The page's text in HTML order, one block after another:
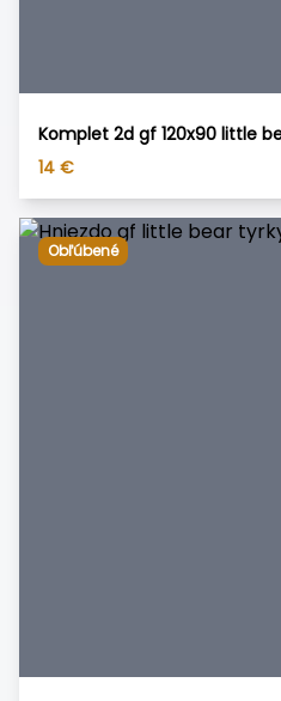
Komplet 2d gf 120x90 little
14 €
Obľúbené